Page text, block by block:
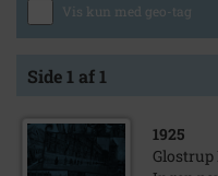
Vis kun med geo-tag
Side 1 af 1
1925